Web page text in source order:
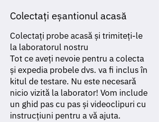
Colectați eșantionul acasă
Colectați probe acasă și trimiteți-le
la laboratorul nostru
Tot ce aveți nevoie pentru a colecta
și expedia probele dvs. va fi inclus în
kitul de testare. Nu este necesară
nicio vizită la laborator! Vom include
un ghid pas cu pas și videoclipuri cu
instrucțiuni pentru a vă ajuta.